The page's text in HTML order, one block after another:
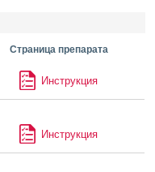
Страница препарата
Инструкция
Инструкция